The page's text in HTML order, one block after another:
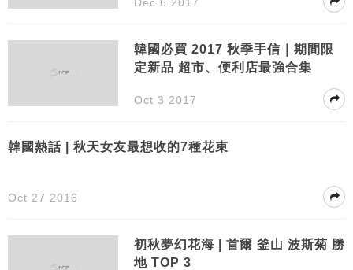
韓國必買 2017 秋季手信｜期間限
定新品 超市、便利店最強合集
Oct 3 2017
韓國熱話 | 秋天女友最想收的7種花束
Oct 27 2016
初秋夢幻花海 | 首爾 釜山 波斯菊 勝
地 TOP 3